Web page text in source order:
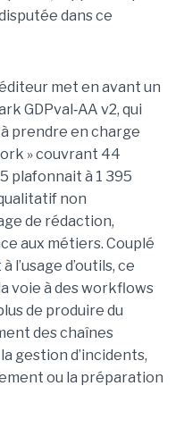
dans ce
met en avant un
GDPval‑AA v2, qui
prendre en charge
» couvrant 44
plafonnait à 1 395
non
de rédaction,
aux métiers. Couplé
l’usage d’outils, ce
voie à des workflows
de produire du
des chaînes
gestion d’incidents,
ou la préparation